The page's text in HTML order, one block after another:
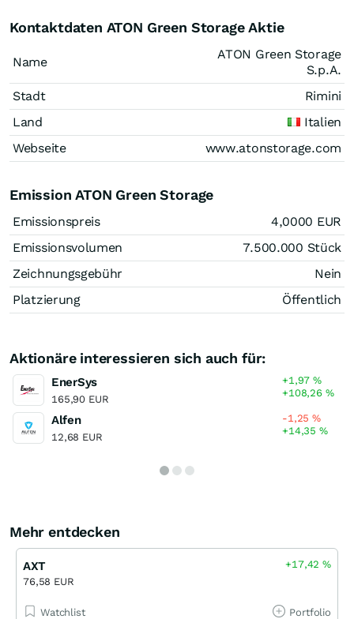
Kontaktdaten ATON Green Storage Aktie
Name
ATON Green Storage
S.p.A.
Stadt
Rimini
Land
Italien
Webseite
www.atonstorage.com
Emission ATON Green Storage
Emissionspreis 4,0000 EUR
Emissionsvolumen
7.500.000 Stück
Zeichnungsgebühr
Nein
Platzierung
Öffentlich
Aktionäre interessieren sich auch für:
EnerSys
165,90 EUR
+1,97%
+108,26 %
Alfen
12,68 EUR
-1,25%
+14,35%
Mehr entdecken
AXT
76,58 EUR
+17,42%
Watchlist Portfolio